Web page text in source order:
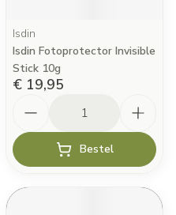
Isdin
Isdin Fotoprotector Invisible
Stick 10g
€ 19,95
Bestel